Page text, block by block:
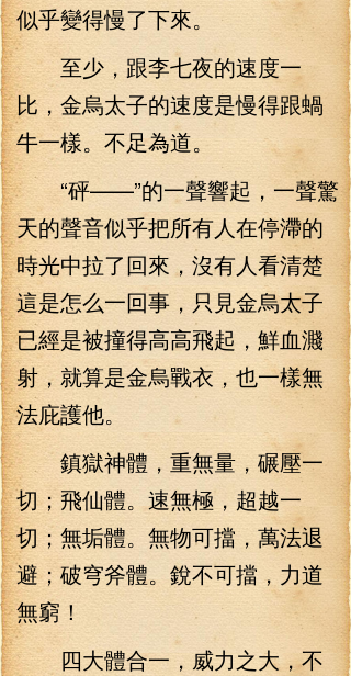
似乎變得慢了下來。
至少，跟李七夜的速度一
比，金烏太子的速度是慢得跟蝸
牛一樣。不足為道。
“砰——”的一聲響起，一聲驚
天的聲音似乎把所有人在停滯的
時光中拉了回來，沒有人看清楚
這是怎么一回事，只見金烏太子
已經是被撞得高高飛起，鮮血濺
射，就算是金烏戰衣，也一樣無
法庇護他。
鎮獄神體，重無量，碾壓一
切；飛仙體。速無極，超越一
切；無垢體。無物可擋，萬法退
避；破穹斧體。銳不可擋，力道
無窮！
四大體合一，威力之大，不